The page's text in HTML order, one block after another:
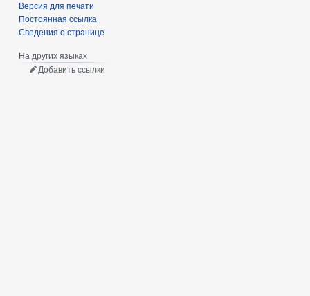
Версия для печати
Постоянная ссылка
Сведения о странице
На других языках
Добавить ссылки